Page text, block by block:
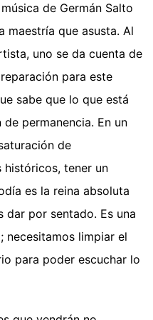
de Germán Salto
maestría que asusta. Al
uno se da cuenta de
para este
sabe que lo que está
permanencia. En un
de
históricos, tener un
es la reina absoluta
dar por sentado. Es una
necesitamos limpiar el
para poder escuchar lo